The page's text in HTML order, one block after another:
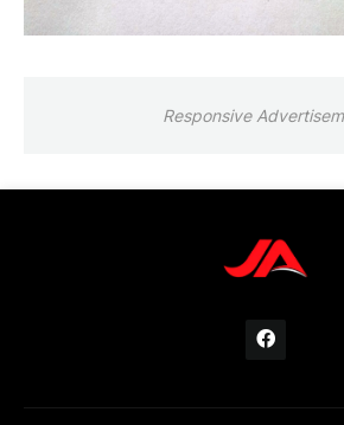
Responsive